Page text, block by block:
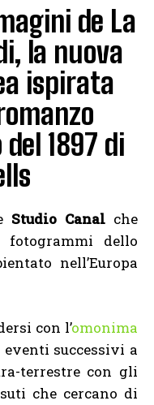
de La
la nuova
ispirata
1897 di
Studio Canal che
dello
nell’Europa
con l’omonima
successivi a
terrestre con gli
che cercano di